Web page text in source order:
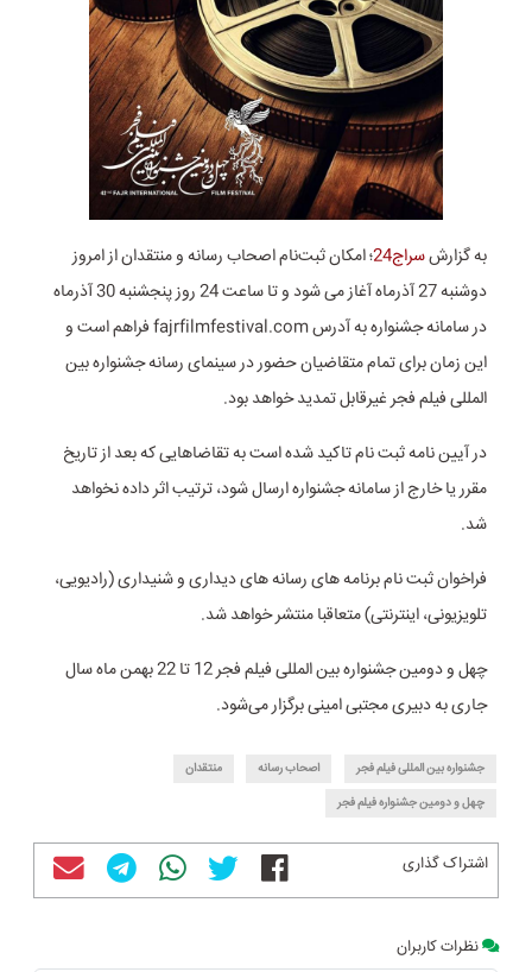
به گزارشسراج24
؛ امکان ثبت‌نام اصحاب رسانه و منتقدان از امروز
دوشنبه 27 آذرماه آغاز می شود و تا ساعت 24 روز پنجشنبه 30 آذرماه
در سامانه جشنواره به آدرس fajrfilmfestival.com فراهم است و
این زمان برای تمام متقاضیان حضور در سینمای رسانه‌ جشنواره بین
المللی فیلم فجر غیرقابل تمدید خواهد بود.
در آیین نامه ثبت نام تاکید شده است به تقاضاهایی که بعد از تاریخ
مقرر یا خارج از سامانه جشنواره ارسال ‌شود، ترتیب اثر داده نخواهد
شد.
فراخوان ثبت نام برنامه های رسانه های دیداری و شنیداری (رادیویی،
تلویزیونی، اینترنتی) متعاقبا منتشر خواهد شد.
چهل و دومین جشنواره بین المللی فیلم فجر 12 تا 22 بهمن ماه سال
جاری به دبیری مجتبی امینی برگزار می‌شود.
جشنواره بین المللی فیلم فجر اصحاب رسانه
منتقدان
چهل و دومین جشنواره فیلم فجر
اشتراک گذاری
نظرات کاربران